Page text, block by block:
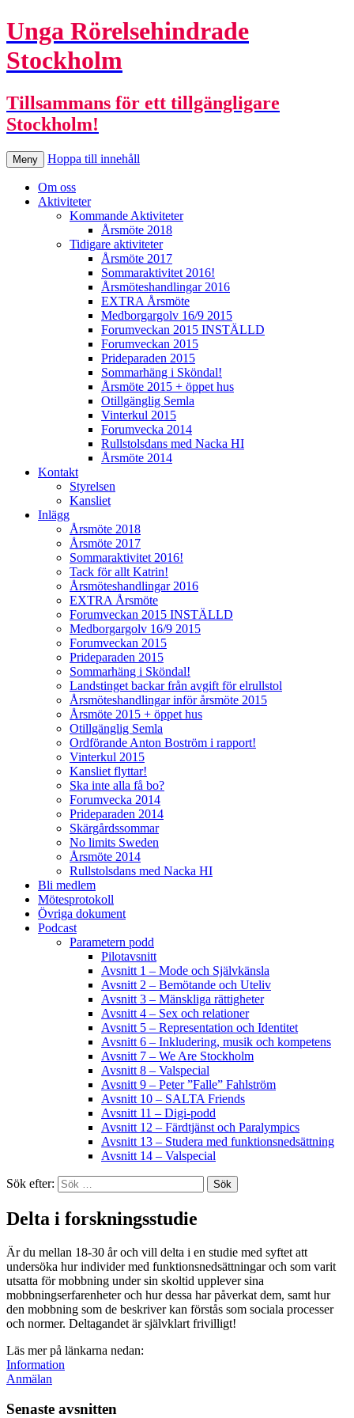
Unga Rörelsehindrade
Stockholm
Tillsammans för ett tillgängligare
Stockholm!
Meny Hoppa till innehåll
Om oss
Aktiviteter
Kommande Aktiviteter
Årsmöte 2018
Tidigare aktiviteter
Årsmöte 2017
Sommaraktivitet 2016!
Årsmöteshandlingar 2016
EXTRA Årsmöte
Medborgargolv 16/9 2015
Forumveckan 2015 INSTÄLLD
Forumveckan 2015
Prideparaden 2015
Sommarhäng i Sköndal!
Årsmöte 2015 + öppet hus
Otillgänglig Semla
Vinterkul 2015
Forumvecka 2014
Rullstolsdans med Nacka HI
Årsmöte 2014
Kontakt
Styrelsen
Kansliet
Inlägg
Årsmöte 2018
Årsmöte 2017
Sommaraktivitet 2016!
Tack för allt Katrin!
Årsmöteshandlingar 2016
EXTRA Årsmöte
Forumveckan 2015 INSTÄLLD
Medborgargolv 16/9 2015
Forumveckan 2015
Prideparaden 2015
Sommarhäng i Sköndal!
Landstinget backar från avgift för elrullstol
Årsmöteshandlingar inför årsmöte 2015
Årsmöte 2015 + öppet hus
Otillgänglig Semla
Ordförande Anton Boström i rapport!
Vinterkul 2015
Kansliet flyttar!
Ska inte alla få bo?
Forumvecka 2014
Prideparaden 2014
Skärgårdssommar
No limits Sweden
Årsmöte 2014
Rullstolsdans med Nacka HI
Bli medlem
Mötesprotokoll
Övriga dokument
Podcast
Parametern podd
Pilotavsnitt
Avsnitt 1 – Mode och Självkänsla
Avsnitt 2 – Bemötande och Uteliv
Avsnitt 3 – Mänskliga rättigheter
Avsnitt 4 – Sex och relationer
Avsnitt 5 – Representation och Identitet
Avsnitt 6 – Inkludering, musik och kompetens
Avsnitt 7 – We Are Stockholm
Avsnitt 8 – Valspecial
Avsnitt 9 – Peter ”Falle” Fahlström
Avsnitt 10 – SALTA Friends
Avsnitt 11 – Digi-podd
Avsnitt 12 – Färdtjänst och Paralympics
Avsnitt 13 – Studera med funktionsnedsättning
Avsnitt 14 – Valspecial
Sök efter:
Delta i forskningsstudie
Är du mellan 18-30 år och vill delta i en studie med syftet att
undersöka hur individer med funktionsnedsättningar och som varit
utsatta för mobbning under sin skoltid upplever sina
mobbningserfarenheter och hur dessa har påverkat dem, samt hur
den mobbning som de beskriver kan förstås som sociala processer
och normer. Deltagandet är självklart frivilligt!
Läs mer på länkarna nedan:
Information
Anmälan
Senaste avsnitten